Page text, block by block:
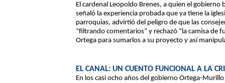
El cardenal Leopoldo Brenes, a quien el
señaló la experiencia probada que ya tiene la
parroquias, advirtió del peligro de que las
“filtrando comentarios” y rechazó “la camisa de
Ortega para sumarlos a su proyecto y así
EL CANAL: UN CUENTO FUNCIONAL A LA
En los casi ocho años del gobierno Ortega-